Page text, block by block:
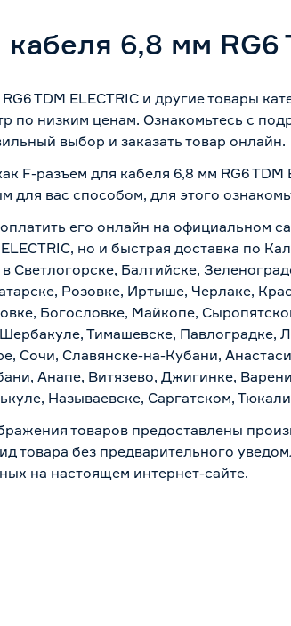
6,8 мм RG6
TDM ELECTRIC и другие товары
по низким ценам. Ознакомьтесь с
выбор и заказать товар онлайн.
F-разъем для кабеля 6,8 мм RG6
для вас способом, для этого
его онлайн на официальном
но и быстрая доставка по
Светлогорске, Балтийске,
Розовке, Иртыше, Черлаке,
Богословке, Майкопе,
Тимашевске,
Сочи, Славянске-на-Кубани,
Анапе, Витязево, Джигинке,
Называевске, Саргатском,
товаров предоставлены
товара без предварительного
на настоящем интернет-сайте.